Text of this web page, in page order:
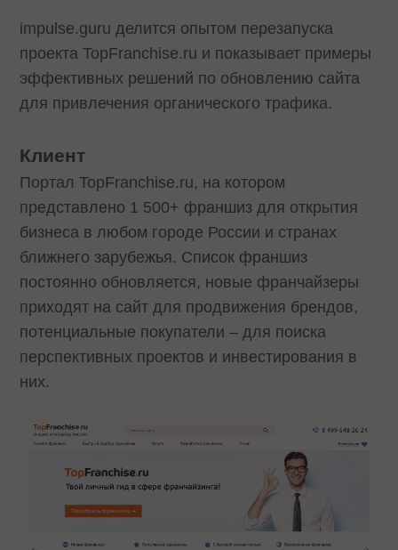
impulse.guru делится опытом перезапуска
проекта TopFranchise.ru и показывает примеры
эффективных решений по обновлению сайта
для привлечения органического трафика.
Клиент
Портал TopFranchise.ru, на котором
представлено 1 500+ франшиз для открытия
бизнеса в любом городе России и странах
ближнего зарубежья. Список франшиз
постоянно обновляется, новые франчайзеры
приходят на сайт для продвижения брендов,
потенциальные покупатели – для поиска
перспективных проектов и инвестирования в
них.